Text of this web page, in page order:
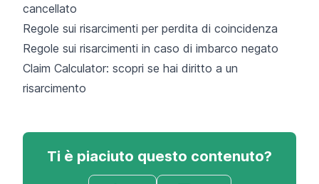
cancellato
Regole sui risarcimenti per perdita di coincidenza
Regole sui risarcimenti in caso di imbarco negato
Claim Calculator: scopri se hai diritto a un
risarcimento
Ti è piaciuto questo contenuto?